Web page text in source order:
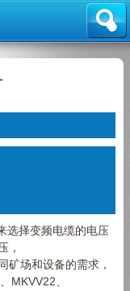
选择变频电缆的电压
，
矿场和设备的需求，
MKVV22、